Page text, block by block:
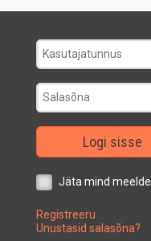
Logi sisse
Jäta mind meelde
Registreeru
Unustasid salasõna?